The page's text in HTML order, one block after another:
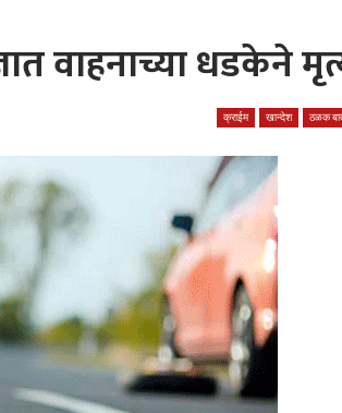
वाहनाच्या धडकेने
क्राईम खान्देश ठळक